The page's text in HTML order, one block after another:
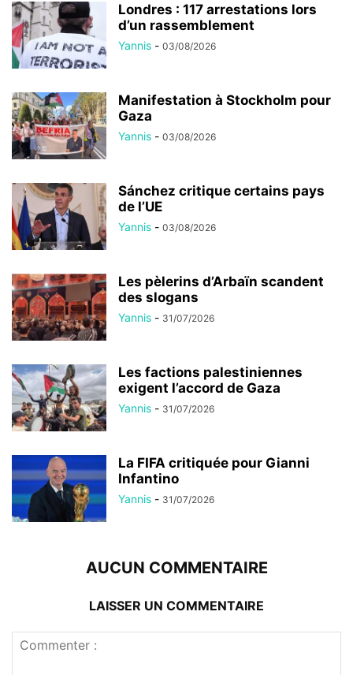
Londres : 117 arrestations lors
d’un rassemblement
Yannis - 03/08/2026
Manifestation à Stockholm pour
Gaza
Yannis - 03/08/2026
Sánchez critique certains pays
de l’UE
Yannis - 03/08/2026
Les pèlerins d’Arbaïn scandent
des slogans
Yannis - 31/07/2026
Les factions palestiniennes
exigent l’accord de Gaza
Yannis - 31/07/2026
La FIFA critiquée pour Gianni
Infantino
Yannis - 31/07/2026
AUCUN COMMENTAIRE
LAISSER UN COMMENTAIRE